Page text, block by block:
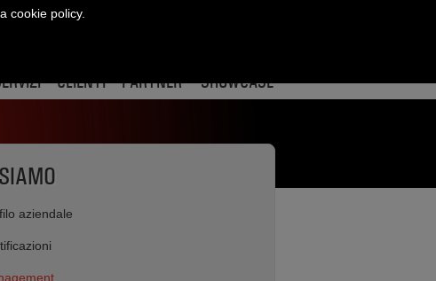
CLIENTI PARTNER SHOWCASE
aziendale
cookie policy.